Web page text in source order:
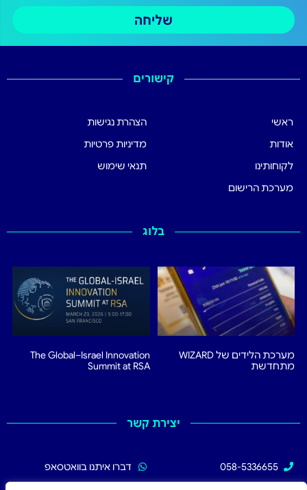
שליחה
קישורים
ראשי
אודות
לקוחותינו
מערכת הרישום
הצהרת נגישות
מדיניות פרטיות
תנאי שימוש
בלוג
מערכת הלידים של WIZARD
מתחדשת
The Global–Israel Innovation
Summit at RSA
יצירת קשר
058-5336655
דברו איתנו בוואטסאפ